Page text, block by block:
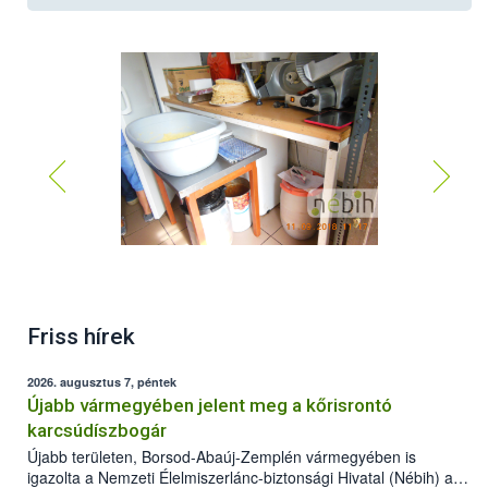
Friss hírek
2026. augusztus 7, péntek
Újabb vármegyében jelent meg a kőrisrontó
karcsúdíszbogár
Újabb területen, Borsod-Abaúj-Zemplén vármegyében is
igazolta a Nemzeti Élelmiszerlánc-biztonsági Hivatal (Nébih) a